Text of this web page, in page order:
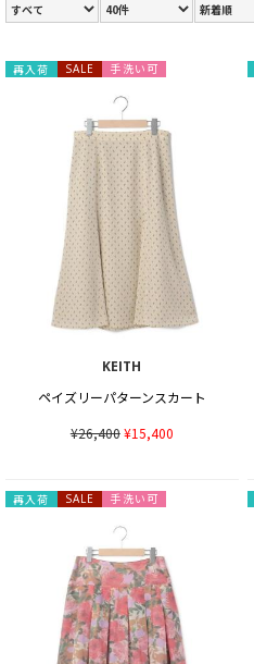
再入荷 SALE 手洗い可
KEITH
ペイズリーパターンスカート
¥26,400¥15,400
再入荷 SALE 手洗い可